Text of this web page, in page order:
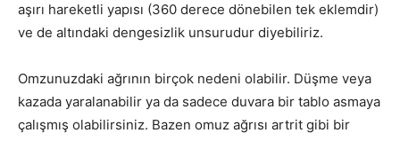
aşırı hareketli yapısı (360 derece dönebilen tek eklemdir)
ve de altındaki dengesizlik unsurudur diyebiliriz.
Omzunuzdaki ağrının birçok nedeni olabilir. Düşme veya
kazada yaralanabilir ya da sadece duvara bir tablo asmaya
çalışmış olabilirsiniz. Bazen omuz ağrısı artrit gibi bir